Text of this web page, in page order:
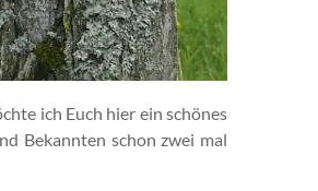
ich Euch hier ein schönes
Bekannten schon zwei mal